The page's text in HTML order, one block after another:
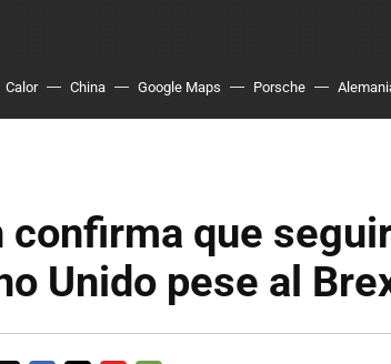
Calor China Google Maps Porsche
confirma que
Unido pese al